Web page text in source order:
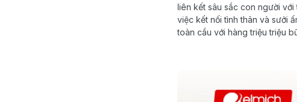
liên kết sâu sắc con người
việc kết nối tình thân và sưởi
toàn cầu với hàng triệu triệu